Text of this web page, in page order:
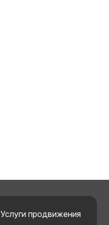
Услуги продвижения